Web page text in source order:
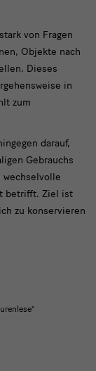
von Fragen
Objekte nach
Dieses
in
zum
darauf,
Gebrauchs
wechselvolle
betrifft. Ziel ist
zu konservieren